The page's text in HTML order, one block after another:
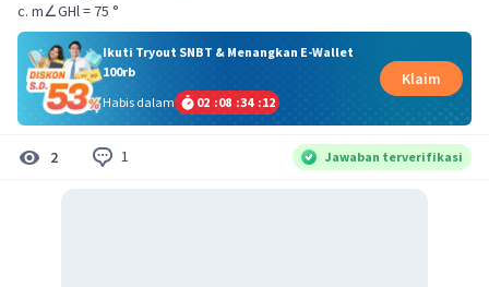
c. m∠GHl = 75 °
Ikuti Tryout SNBT & Menangkan E-Wallet
100rb
Habis dalam
02 :08 :34 :11
Klaim
2 1 Jawaban terverifikasi